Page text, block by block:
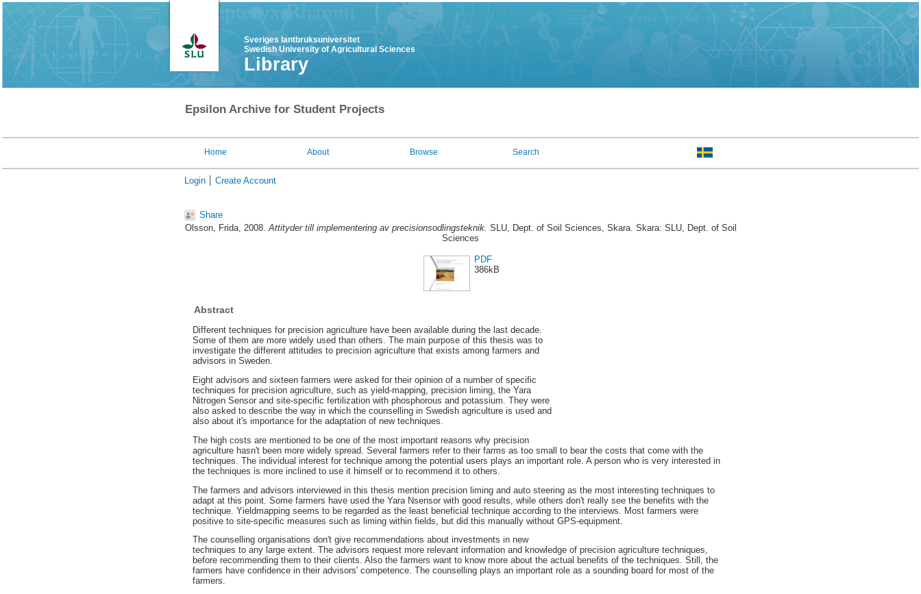
Sveriges lantbruksuniversitet
Swedish University of Agricultural Sciences
Library
Epsilon Archive for Student Projects
Home About Browse Search
Login Create Account
Share
Olsson, Frida, 2008.Attityder till implementering av precisionsodlingsteknik. SLU, Dept. of Soil Sciences, Skara. Skara: SLU, Dept. of Soil
Sciences
PDF
386kB
Abstract
Different techniques for precision agriculture have been available during the last decade.
Some of them are more widely used than others. The main purpose of this thesis was to
investigate the different attitudes to precision agriculture that exists among farmers and
advisors in Sweden.
Eight advisors and sixteen farmers were asked for their opinion of a number of specific
techniques for precision agriculture, such as yield-mapping, precision liming, the Yara
Nitrogen Sensor and site-specific fertilization with phosphorous and potassium. They were
also asked to describe the way in which the counselling in Swedish agriculture is used and
also about it's importance for the adaptation of new techniques.
The high costs are mentioned to be one of the most important reasons why precision
agriculture hasn't been more widely spread. Several farmers refer to their farms as too small to bear the costs that come with the
techniques. The individual interest for technique among the potential users plays an important role. A person who is very interested in
the techniques is more inclined to use it himself or to recommend it to others.
The farmers and advisors interviewed in this thesis mention precision liming and auto steering as the most interesting techniques to
adapt at this point. Some farmers have used the Yara Nsensor with good results, while others don't really see the benefits with the
technique. Yieldmapping seems to be regarded as the least beneficial technique according to the interviews. Most farmers were
positive to site-specific measures such as liming within fields, but did this manually without GPS-equipment.
The counselling organisations don't give recommendations about investments in new
techniques to any large extent. The advisors request more relevant information and knowledge of precision agriculture techniques,
before recommending them to their clients. Also the farmers want to know more about the actual benefits of the techniques. Still, the
farmers have confidence in their advisors' competence. The counselling plays an important role as a sounding board for most of the
farmers.